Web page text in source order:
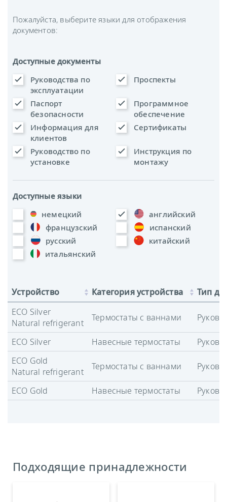
Пожалуйста, выберите языки для отображения
документов:
Доступные документы
Руководства по
эксплуатации
Проспекты
Паспорт
безопасности
Программное
обеспечение
Информация для
клиентов
Сертификаты
Руководство по
установке
Инструкция по
монтажу
Доступные языки
немецкий
английский
французский
испанский
русский
китайский
итальянский
Устройство Категория устройства
Тип
ECO Silver
Natural refrigerant
Термостаты с ваннами
ECO Silver Навесные термостаты
ECO Gold
Natural refrigerant
Термостаты с ваннами
ECO Gold Навесные термостаты
Подходящие принадлежности